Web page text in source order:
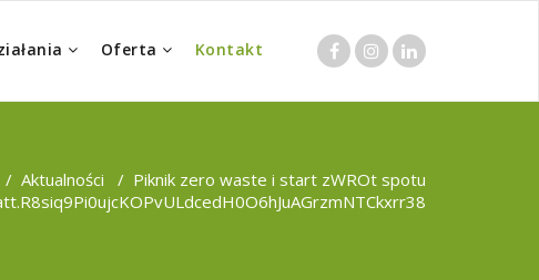
Oferta Kontakt
/ Aktualności / Piknik zero waste i start zWROt spotu